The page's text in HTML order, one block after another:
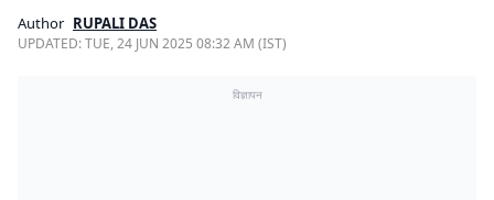
Author RUPALI DAS
UPDATED:TUE, 24 JUN 2025 08:32 AM (IST)
विज्ञापन